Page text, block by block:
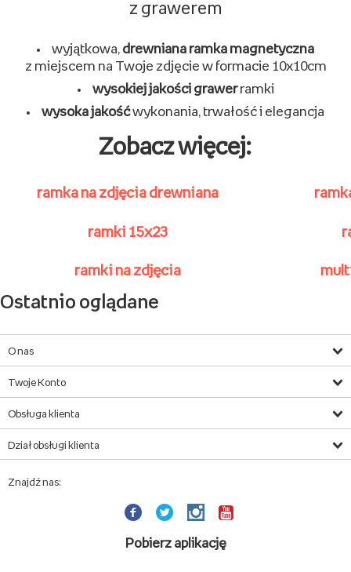
z grawerem
z miejscem na Twoje zdjęcie w formacie 10x10cm
wysokiej jakości grawer